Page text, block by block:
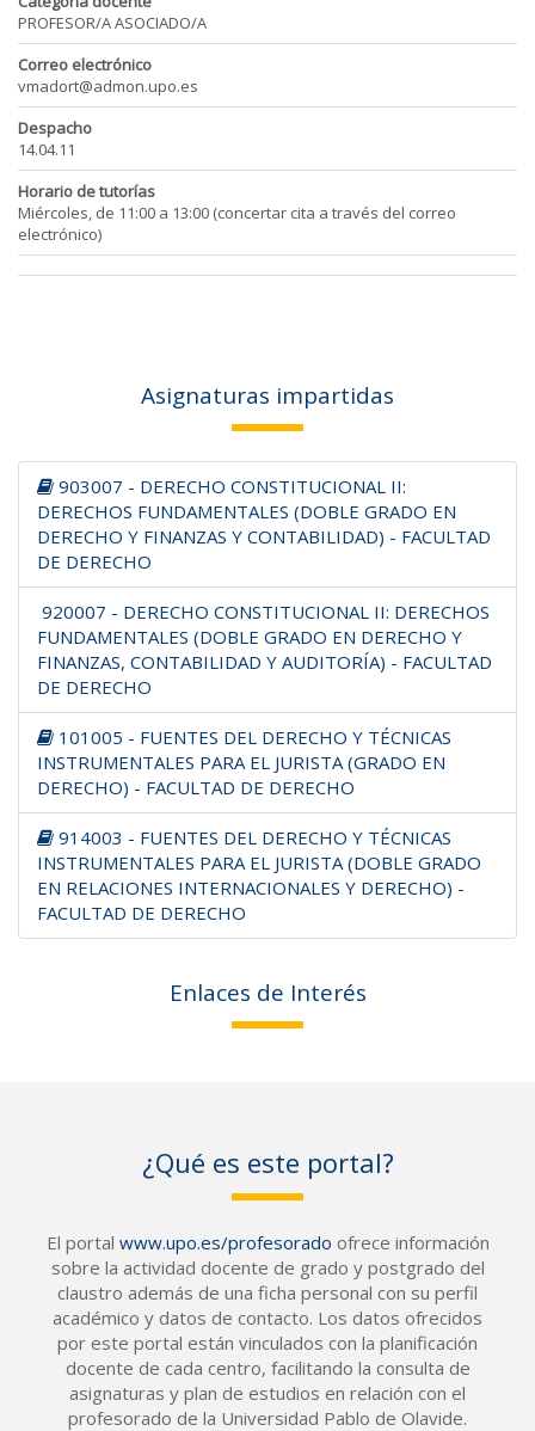
PROFESOR/A ASOCIADO/A
Correo electrónico
vmadort@admon.upo.es
Despacho
14.04.11
Horario de tutorías
Miércoles, de 11:00 a 13:00 (concertar cita a través del correo
electrónico)
Asignaturas impartidas
903007 - DERECHO CONSTITUCIONAL II:
DERECHOS FUNDAMENTALES (DOBLE GRADO EN
DERECHO Y FINANZAS Y CONTABILIDAD) - FACULTAD
DE DERECHO
920007 - DERECHO CONSTITUCIONAL II: DERECHOS
FUNDAMENTALES (DOBLE GRADO EN DERECHO Y
FINANZAS, CONTABILIDAD Y AUDITORÍA) - FACULTAD
DE DERECHO
101005 - FUENTES DEL DERECHO Y TÉCNICAS
INSTRUMENTALES PARA EL JURISTA (GRADO EN
DERECHO) - FACULTAD DE DERECHO
914003 - FUENTES DEL DERECHO Y TÉCNICAS
INSTRUMENTALES PARA EL JURISTA (DOBLE GRADO
EN RELACIONES INTERNACIONALES Y DERECHO) -
FACULTAD DE DERECHO
Enlaces de Interés
¿Qué es este portal?
El portal www.upo.es/profesorado ofrece información
sobre la actividad docente de grado y postgrado del
claustro además de una ficha personal con su perfil
académico y datos de contacto. Los datos ofrecidos
por este portal están vinculados con la planificación
docente de cada centro, facilitando la consulta de
asignaturas y plan de estudios en relación con el
profesorado de la Universidad Pablo de Olavide.